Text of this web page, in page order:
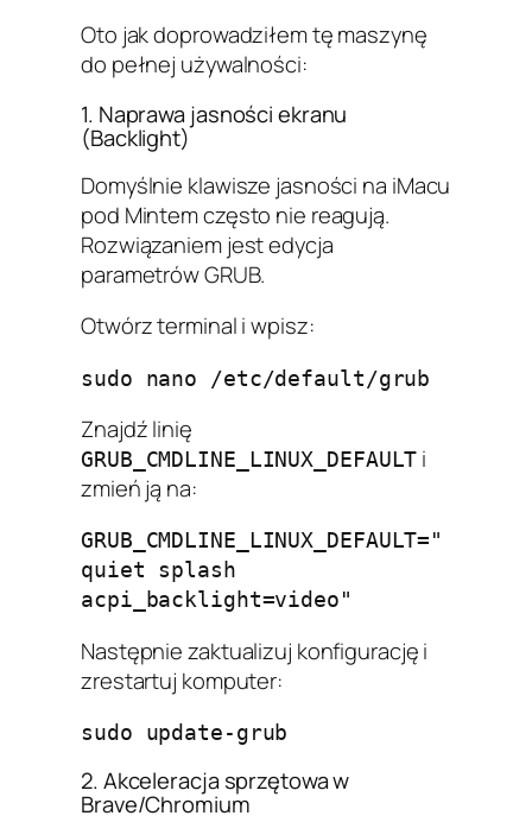
Oto jak doprowadziłem tę maszynę
do pełnej używalności:
1. Naprawa jasności ekranu
(Backlight)
Domyślnie klawisze jasności na iMacu
pod Mintem często nie reagują.
Rozwiązaniem jest edycja
parametrów GRUB.
Otwórz terminal i wpisz:
Znajdź linię
GRUB_CMDLINE_LINUX_DEFAULT i
zmień ją na:
GRUB_CMDLINE_LINUX_DEFAULT="
quiet splash
Następnie zaktualizuj konfigurację i
zrestartuj komputer:
2. Akceleracja sprzętowa w
Brave/Chromium